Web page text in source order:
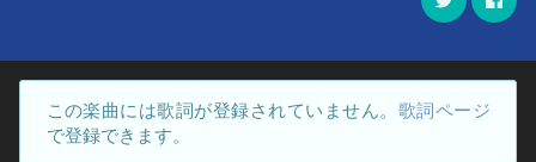
この楽曲には歌詞が登録されていません。 歌詞ページ
で登録できます。